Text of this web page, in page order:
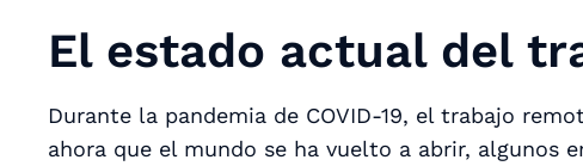
El estado actual del
Durante la pandemia de COVID-19, el trabajo
ahora que el mundo se ha vuelto a abrir, algunos